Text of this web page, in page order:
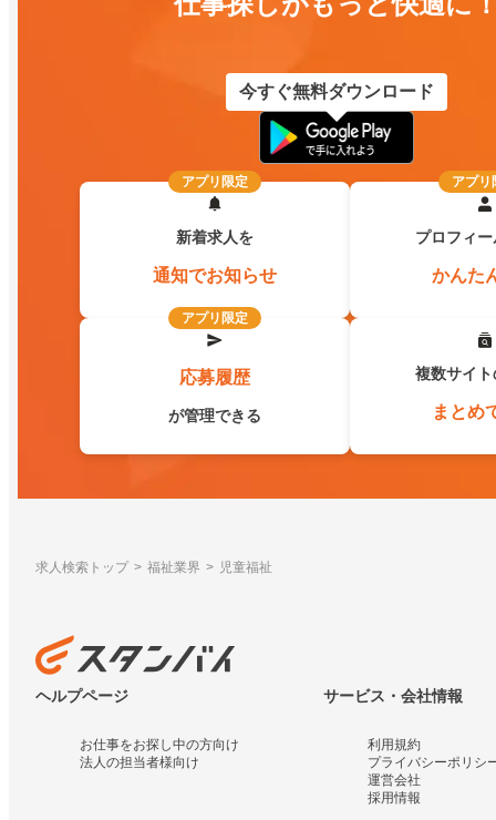
今すぐ無料ダウンロード
アプリ限定
新着求人を
通知でお知らせ
アプリ
プロフィ
かんた
アプリ限定
応募履歴
が管理できる
複数サイ
まとめ
求人検索トップ 福祉業界 児童福祉
ヘルプページ
お仕事をお探し中の方向け
法人の担当者様向け
サービス・会社情報
利用規約
プライバシーポリシ
運営会社
採用情報